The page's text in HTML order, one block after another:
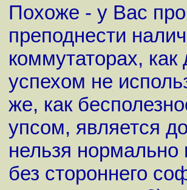
Похоже - у Вас
преподнести
коммутаторах, как
успехом не
же, как
упсом, является
нельзя
без стороннего